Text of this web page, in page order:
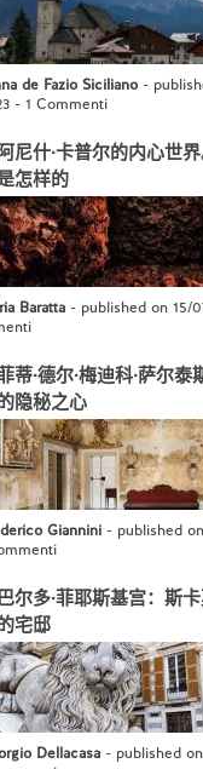
de Fazio Siciliano-
- 1 Commenti
尼什·卡普尔的内心世
怎样的
Baratta - published on 15/
蒂·德尔·梅迪科·萨尔
隐秘之心
Giannini - published
尔多·菲耶斯基宫：斯
宅邸
Dellacasa - published